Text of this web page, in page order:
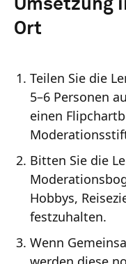
Umsetzung
Ort
Teilen Sie die
5–6 Personen
einen
Bitten Sie die
Hobbys,
festzuhalten.
Wenn